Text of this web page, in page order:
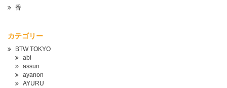
香
カテゴリー
BTW TOKYO
abi
assun
ayanon
AYURU